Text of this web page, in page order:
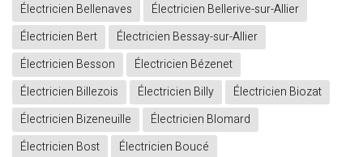
Électricien Bellenaves
Électricien Bellerive-sur-Allier
Électricien Bert
Électricien Bessay-sur-Allier
Électricien Besson
Électricien Bézenet
Électricien Billezois
Électricien Billy
Électricien Biozat
Électricien Bizeneuille
Électricien Blomard
Électricien Bost
Électricien Boucé